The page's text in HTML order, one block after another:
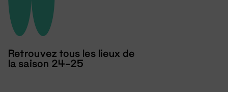
Retrouvez tous les lieux de
la saison 24-25